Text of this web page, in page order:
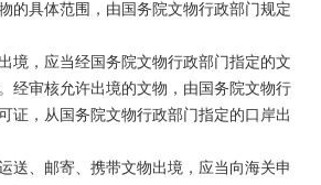
具体范围，由国务院文物行政部门规定
，应当经国务院文物行政部门指定的文
经审核允许出境的文物，由国务院文物行
证，从国务院文物行政部门指定的口岸出
、邮寄、携带文物出境，应当向海关申